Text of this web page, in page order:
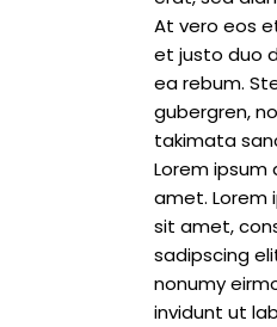
At vero eos
et justo duo
ea rebum.
gubergren,
takimata
Lorem ipsum
amet. Lorem
sit amet,
sadipscing
nonumy
invidunt ut